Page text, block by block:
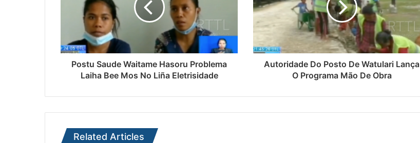
Postu Saude Waitame Hasoru Problema
Laiha Bee Mos No Liña Eletrisidade
Autoridade Do Posto De Watulari Lança
O Programa Mão De Obra
Related Articles